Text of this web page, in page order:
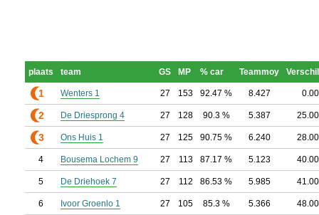
plaats team GS MP % car Teammoy Verschil
1 Wenters 1 27 153 92.47 % 8.427 0.00
2 De Driesprong 4 27 128 90.3 % 5.387 25.00
3 Ons Huis 1 27 125 90.75 % 6.240 28.00
4 Bousema Lochem 9 27 113 87.17 % 5.123 40.00
5 De Driehoek 7 27 112 86.53 % 5.985 41.00
6 Ivoor Groenlo 1 27 105 85.3 % 5.366 48.00